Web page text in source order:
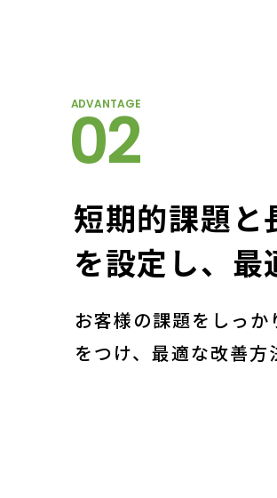
ADVANTAGE
02
短期的課題と
を設定し、最
お客様の課題をしっ
をつけ、最適な改善方